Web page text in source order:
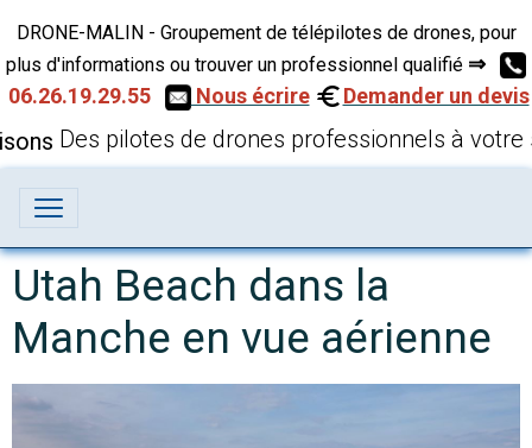
DRONE-MALIN - Groupement de télépilotes de drones, pour
plus d'informations ou trouver un professionnel qualifié ⇒
06.26.19.29.55
Nous écrire Demander un devis
Des pilotes de drones professionnels à votre
Utah Beach dans la
Manche en vue aérienne